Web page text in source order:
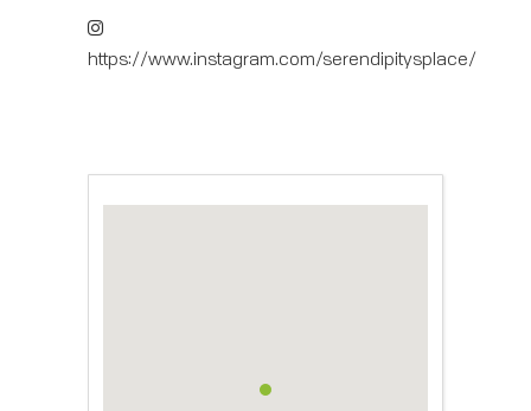
https://www.instagram.com/serendipitysplace/